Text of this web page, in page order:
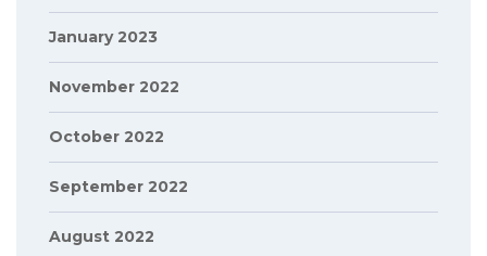
January 2023
November 2022
October 2022
September 2022
August 2022